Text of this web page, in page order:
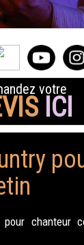
votre
ICI
chanteur